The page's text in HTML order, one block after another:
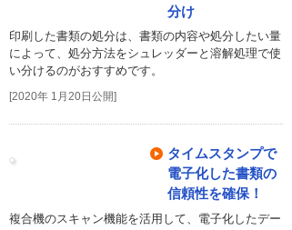
分け
印刷した書類の処分は、書類の内容や処分したい量
によって、処分方法をシュレッダーと溶解処理で使
い分けるのがおすすめです。
[2020年 1月20日公開]
タイムスタンプで
電子化した書類の
信頼性を確保！
複合機のスキャン機能を活用して、電子化したデー